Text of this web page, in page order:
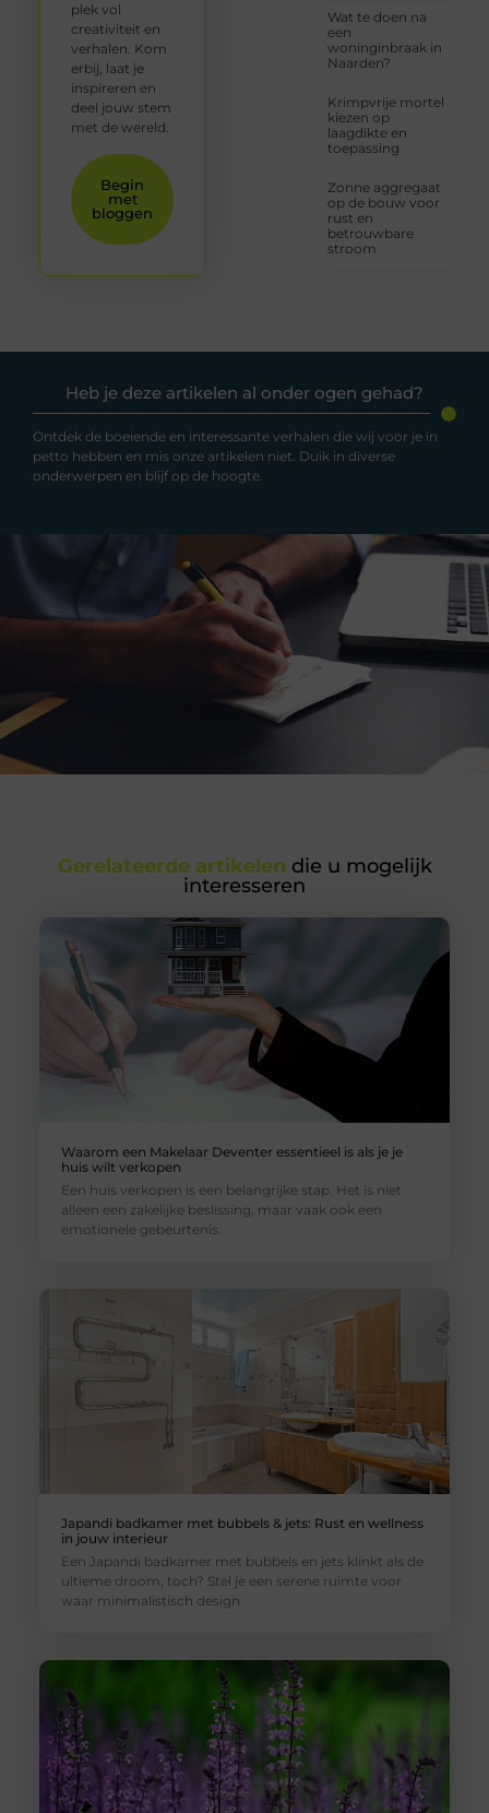
Wat te doen na
een
woninginbraak in
Naarden?
Krimpvrije mortel
kiezen op
laagdikte en
toepassing
Zonne aggregaat
op de bouw voor
rust en
betrouwbare
stroom
plek vol
creativiteit en
verhalen. Kom
erbij, laat je
inspireren en
deel jouw stem
met de wereld.
Begin
met
bloggen
Heb je deze artikelen al onder ogen gehad?
Ontdek de boeiende en interessante verhalen die wij voor je in
petto hebben en mis onze artikelen niet. Duik in diverse
onderwerpen en blijf op de hoogte.
Gerelateerde artikelen die u mogelijk
interesseren
Waarom een Makelaar Deventer essentieel is als je je
huis wilt verkopen
Een huis verkopen is een belangrijke stap. Het is niet
alleen een zakelijke beslissing, maar vaak ook een
emotionele gebeurtenis.
Japandi badkamer met bubbels & jets: Rust en wellness
in jouw interieur
Een Japandi badkamer met bubbels en jets klinkt als de
ultieme droom, toch? Stel je een serene ruimte voor
waar minimalistisch design